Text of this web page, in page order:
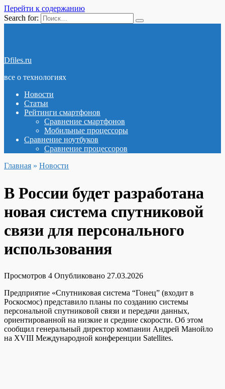
Перейти к содержанию
Search for:
Dfiles.ru
все о технологиях
Новости
Статьи
Рейтинги смартфонов
Сравнение смартфонов
Мобильные процессоры
Сравнение ноутбуков
Сравнение процессоров
Главная » Новости
В России будет разработана
новая система спутниковой
связи для персонального
использования
Просмотров 4 Опубликовано 27.03.2026
Предприятие «Спутниковая система “Гонец” (входит в
Роскосмос) представило планы по созданию системы
персональной спутниковой связи и передачи данных,
ориентированной на низкие и средние скорости. Об этом
сообщил генеральный директор компании Андрей Манойло
на XVIII Международной конференции Satellites.